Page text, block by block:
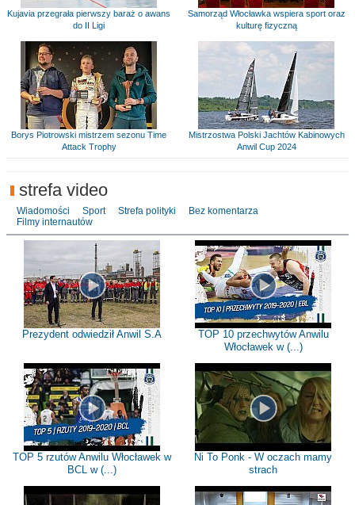
Kujavia przegrała pierwszy baraż o awans
do II Ligi
Samorząd Włocławka wspiera sport oraz
kulturę fizyczną
Borys Piotrowski mistrzem sezonu Time
Attack Trophy
Mistrzostwa Polski Jachtów Kabinowych
Anwil Cup 2024
strefa video
Wiadomości Sport Strefa polityki
Bez komentarza
Filmy internautów
Prezydent odwiedził Anwil S.A
TOP 10 przechwytów Anwilu
Włocławek w (...)
TOP 5 rzutów Anwilu Włocławek w
BCL w (...)
Ni To Ponk - W oczach mamy
strach